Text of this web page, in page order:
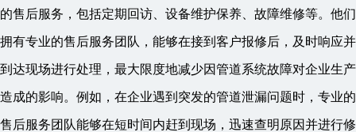
的售后服务，包括定期回访、设备维护保养、故障维修等。他们
拥有专业的售后服务团队，能够在接到客户报修后，及时响应并
到达现场进行处理，最大限度地减少因管道系统故障对企业生产
造成的影响。例如，在企业遇到突发的管道泄漏问题时，专业的
售后服务团队能够在短时间内赶到现场，迅速查明原因并进行修